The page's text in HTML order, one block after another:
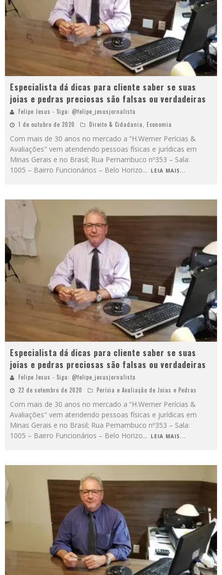
Especialista dá dicas para cliente saber se suas
joias e pedras preciosas são falsas ou verdadeiras
Felipe Jesus - Siga: @felipe_jesusjornalista
1 de outubro de 2020
Direito & Cidadania, Economia
Com mais de 30 anos no mercado a “H.Werner Perícias &
Avaliações" vem atendendo pessoas físicas e jurídicas em
Minas Gerais e no Brasil; Rua Pernambuco nº353 – Sala:
1005 – Bairro Funcionários – Belo Horizo... LEIA MAIS...
Especialista dá dicas para cliente saber se suas
joias e pedras preciosas são falsas ou verdadeiras
Felipe Jesus - Siga: @felipe_jesusjornalista
22 de setembro de 2020
Perícia e Avaliação de Joias e Pedras
Com mais de 30 anos no mercado a “H.Werner Perícias &
Avaliações" vem atendendo pessoas físicas e jurídicas em
Minas Gerais e no Brasil; Rua Pernambuco nº353 – Sala:
1005 – Bairro Funcionários – Belo Horizo... LEIA MAIS...